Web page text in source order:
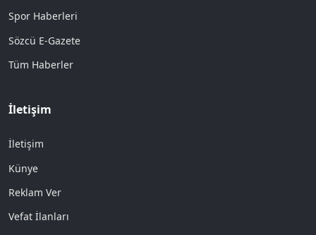
Spor Haberleri
Sözcü E-Gazete
Tüm Haberler
İletişim
İletişim
Künye
Reklam Ver
Vefat İlanları